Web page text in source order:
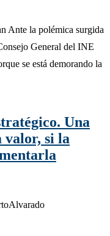
Ante la polémica surgida
General del INE
se está demorando la
Una
valor, si la